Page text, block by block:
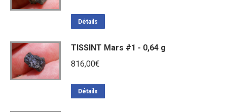
Détails
TISSINT Mars #1 - 0,64 g
816,00€
Détails